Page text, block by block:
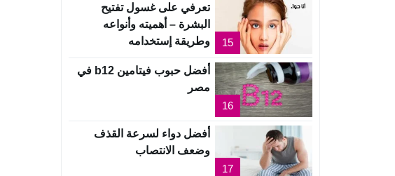
15
تعرفي على غسول تفتيح
البشرة – أهميته وأنواعه
وطريقة إستخدامه
16
أفضل حبوب فيتامين b12 في
مصر
17
أفضل دواء لسرعة القذف
وضعف الانتصاب